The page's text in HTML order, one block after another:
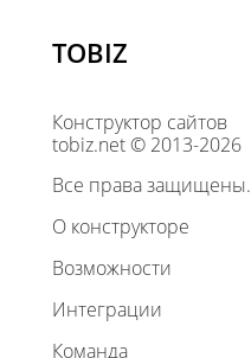
TOBIZ
Конструктор сайтов
tobiz.net © 2013-2026
Все права защищены.
О конструкторе
Возможности
Интеграции
Команда